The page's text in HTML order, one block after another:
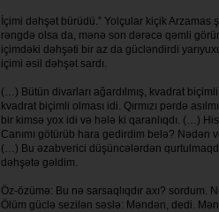
İçimi dəhşət bürüdü.” Yolçu­lar kiçik Arzamas
rəngdə olsa da, mənə son dərəcə qəmli
içim­də­ki dəhşəti bir az da gücləndirdi
içimi əsil dəhşət sardı.
(…) Bütün divarları ağardılmış, kvad­rat
kvadrat biçimli olması idi. Qırmızı pərdə
bir kimsə yox idi və hələ ki qaranlıqdı. (…)
Canımı götürüb hara gedirdim belə? Nədən
(…) Bu əzabverici düşüncələrdən
dəhşətə gəldim.
Öz-özümə: Bu nə sarsaqlıqdır axı?
Ölüm güclə sezilən səslə: Məndən, dedi.